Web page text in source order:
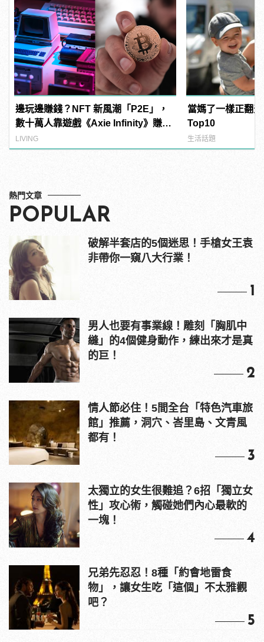
邊玩邊賺錢？NFT 新風潮「P2E」，
數十萬人靠遊戲《Axie Infinity》賺生
活費！？
LIVING
當媽了一樣正翻
Top10
生活話題
熱門文章
POPULAR
破解半套店的5個迷思！手槍女王袁
非帶你一窺八大行業！
1
男人也要有事業線！雕刻「胸肌中
縫」的4個健身動作，練出來才是真
的巨！
2
情人節必住！5間全台「特色汽車旅
館」推薦，洞穴、峇里島、文青風
都有！
3
太獨立的女生很難追？6招「獨立女
性」攻心術，觸碰她們內心最軟的
一塊！
4
兄弟先忍忍！8種「約會地雷食
物」，讓女生吃「這個」不太雅觀
吧？
5